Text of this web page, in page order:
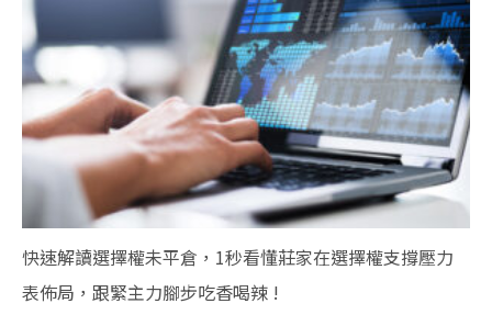
快速解讀選擇權未平倉，1秒看懂莊家在選擇權支撐壓力
表佈局，跟緊主力腳步吃香喝辣 !